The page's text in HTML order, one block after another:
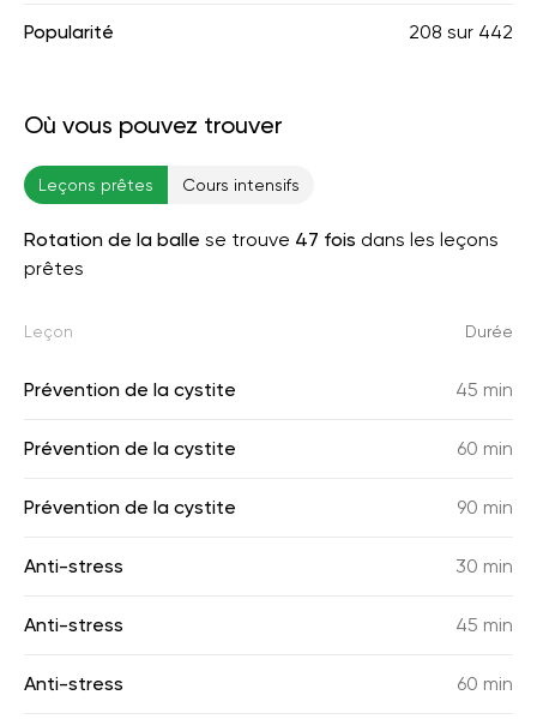
Popularité 208 sur 442
Où vous pouvez trouver
Leçons prêtes Cours intensifs
Rotation de la balle se trouve 47 fois dans les leçons
prêtes
Leçon Durée
Prévention de la cystite 45 min
Prévention de la cystite 60 min
Prévention de la cystite 90 min
Anti-stress 30 min
Anti-stress 45 min
Anti-stress 60 min